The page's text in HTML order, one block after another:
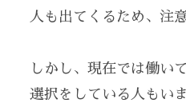
人も出てくるため、注
しかし、現在では働い
選択をしている人もいま